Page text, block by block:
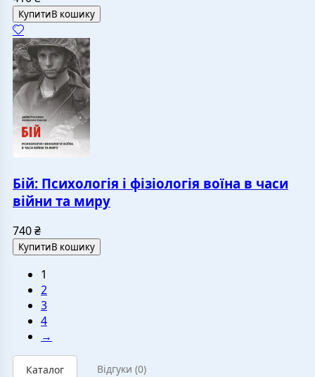
КупитиВ кошику
Бій: Психологія і фізіологія воїна в часи
війни та миру
740₴
КупитиВ кошику
1
2
3
4
→
Каталог Відгуки (0)